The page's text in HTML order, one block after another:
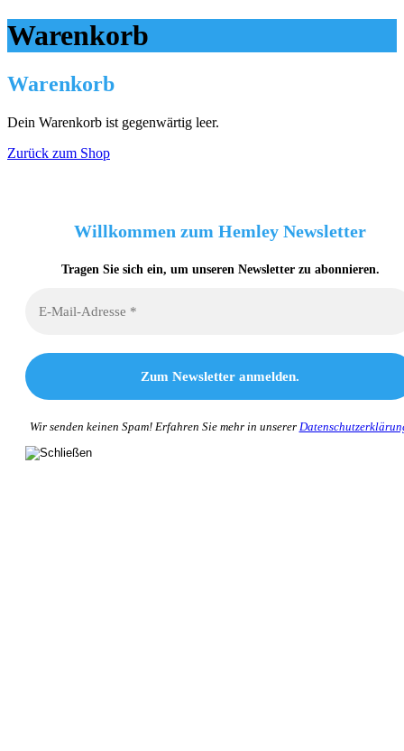
Warenkorb
Warenkorb
Dein Warenkorb ist gegenwärtig leer.
Zurück zum Shop
Willkommen zum Hemley Newsletter
Tragen Sie sich ein, um unseren Newsletter zu abonnieren.
Wir senden keinen Spam! Erfahren Sie mehr in unserer